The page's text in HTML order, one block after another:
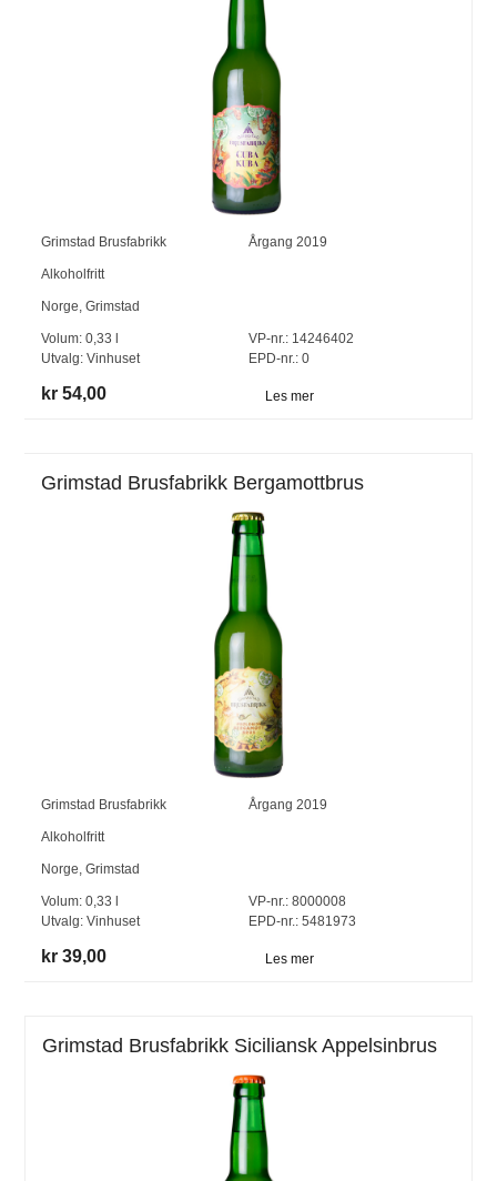
Grimstad Brusfabrikk Årgang 2019
Alkoholfritt
Norge,Grimstad
Volum:0,33
Utvalg:Vinhuset
VP-nr.:14246402
EPD-nr.: 0
kr 54,00 Les mer
Grimstad Brusfabrikk Bergamottbrus
Grimstad Brusfabrikk Årgang 2019
Alkoholfritt
Norge,Grimstad
Volum:0,33 l
Utvalg:Vinhuset
VP-nr.:8000008
EPD-nr.: 5481973
kr 39,00 Les mer
Grimstad Brusfabrikk Siciliansk Appelsinbrus